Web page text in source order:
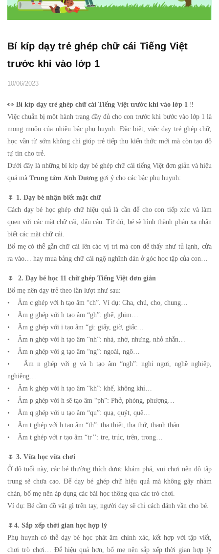
Bí kíp dạy trẻ ghép chữ cái Tiếng Việt
trước khi vào lớp 1
10/06/2023
👀 Bí kíp dạy trẻ ghép chữ cái Tiếng Việt trước khi vào lớp 1 ‼
Việc chuẩn bị một hành trang đầy đủ cho con trước khi bước vào lớp 1 là
mong muốn của nhiều bậc phụ huynh. Đặc biệt, việc dạy trẻ ghép chữ,
học vần từ sớm không chỉ giúp trẻ tiếp thu kiến thức mới mà còn tạo độ
tự tin cho trẻ.
Dưới đây là những bí kíp dạy bé ghép chữ cái tiếng Việt đơn giản và hiệu
quả mà 𝐓𝐫𝐮𝐧𝐠 𝐭𝐚̂𝐦 𝐀́𝐧𝐡 𝐃𝐮̛𝐨̛𝐧𝐠 gợi ý cho các bậc phụ huynh:
🌷 1. Dạy bé nhận biết mặt chữ
Cách dạy bé học ghép chữ hiệu quả là cần để cho con tiếp xúc và làm
quen với các mặt chữ cái, dấu câu. Từ đó, bé sẽ hình thành phản xạ nhận
biết các mặt chữ cái.
Bố mẹ có thể gắn chữ cái lên các vị trí mà con dễ thấy như tủ lạnh, cửa
ra vào… hay mua bảng chữ cái ngộ nghĩnh dán ở góc học tập của con…
🌷
2. Dạy bé học 11 chữ ghép Tiếng Việt đơn giản
Bố mẹ nên dạy trẻ theo lần lượt như sau:
• Âm c ghép với h tạo âm “ch”. Ví dụ: Cha, chú, cho, chung…
• Âm g ghép với h tạo âm “gh”: ghế, ghim…
• Âm g ghép với i tạo âm “gi: giấy, giờ, giấc…
• Âm n ghép với h tạo âm “nh”: nhà, nhớ, nhưng, nhỏ nhắn…
• Âm n ghép với g tạo âm “ng”: ngoài, ngô…
• Âm n ghép với g và h tạo âm “ngh”: nghỉ ngơi, nghề nghiệp,
nghiêng…
• Âm k ghép với h tạo âm “kh”: khế, không khí…
• Âm p ghép với h sẽ tạo âm “ph”: Phở, phóng, phượng…
• Âm q ghép với u tạo âm “qu”: quạ, quýt, quê…
• Âm t ghép với h tạo âm “th”: tha thiết, tha thứ, thanh thản…
• Âm t ghép với r tạo âm “tr’’: tre, trúc, trên, trong…
🌷 3. Vừa học vừa chơi
Ở độ tuổi này, các bé thường thích được khám phá, vui chơi nên độ tập
trung sẽ chưa cao. Để dạy bé ghép chữ hiệu quả mà không gây nhàm
chán, bố mẹ nên áp dụng các bài học thông qua các trò chơi.
Ví dụ: Bé cầm đồ vật gì trên tay, người dạy sẽ chỉ cách đánh vần cho bé.
🌷 4. Sắp xếp thời gian học hợp lý
Phụ huynh có thể dạy bé học phát âm chính xác, kết hợp với tập viết,
chơi trò chơi… Để hiệu quả hơn, bố mẹ nên sắp xếp thời gian hợp lý